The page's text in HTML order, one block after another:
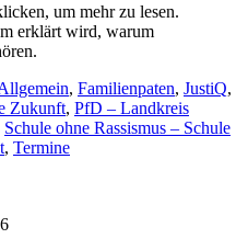
um mehr zu lesen.
erklärt wird, warum
, Familienpaten, JustiQ,
Zukunft, PfD – Landkreis
Schule ohne Rassismus – Schule
, Termine